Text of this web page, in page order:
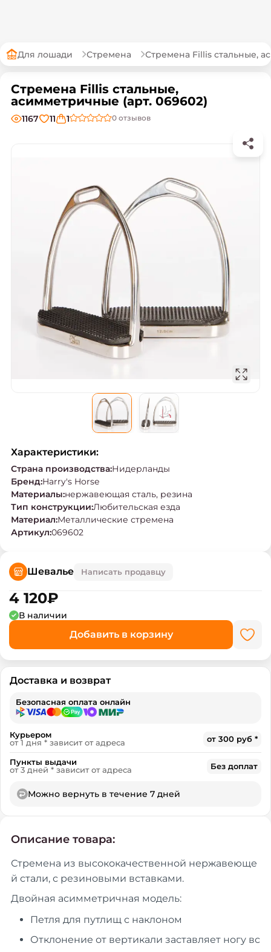
Для лошади Стремена Стремена Fillis стальные,
Стремена Fillis стальные,
асимметричные (арт. 069602)
1167 11 1 0 отзывов
Характеристики:
Страна производства:Нидерланды
Бренд:Harry's Horse
Материалы:нержавеющая сталь, резина
Тип конструкции:Любительская езда
Материал:Металлические стремена
Артикул:069602
Шевалье Написать продавцу
4 120₽
В наличии
Добавить в корзину
Доставка и возврат
Безопасная оплата онлайн
Курьером
от 1 дня * зависит от адреса
от 300 руб *
Пункты выдачи
от 3 дней * зависит от адреса
Без доплат
Можно вернуть в течение 7 дней
Описание товара:
Стремена из высококачественной нержавеюще
й стали, с резиновыми вставками.
Двойная асимметричная модель:
Петля для путлищ с наклоном
Отклонение от вертикали заставляет ногу вс